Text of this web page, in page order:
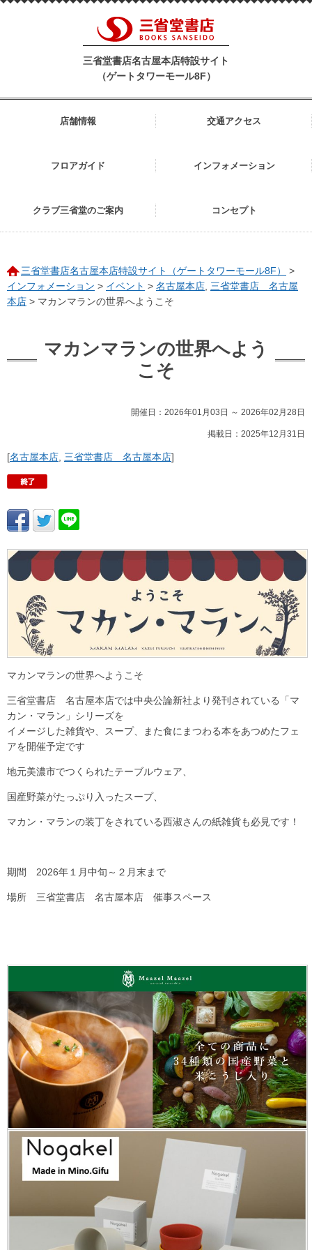
三省堂書店名古屋本店特設サイト
（ゲートタワーモール8F）
店舗情報 交通アクセス
フロアガイド インフォメーション
クラブ三省堂のご案内 コンセプト
三省堂書店名古屋本店特設サイト（ゲートタワーモール8F）
>
インフォメーション > イベント > 名古屋本店 三省堂書店 名古屋
本店 > マカンマランの世界へようこそ
マカンマランの世界へよう
こそ
開催日：2026年01月03日 ～ 2026年02月28日
掲載日：2025年12月31日
[名古屋本店 三省堂書店 名古屋本店]
マカンマランの世界へようこそ
三省堂書店 名古屋本店では中央公論新社より発刊されている「マ
カン・マラン」シリーズを
イメージした雑貨や、スープ、また食にまつわる本をあつめたフェ
アを開催予定です
地元美濃市でつくられたテーブルウェア、
国産野菜がたっぷり入ったスープ、
マカン・マランの装丁をされている西淑さんの紙雑貨も必見です！
期間 2026年１月中旬～２月末まで
場所 三省堂書店 名古屋本店 催事スペース